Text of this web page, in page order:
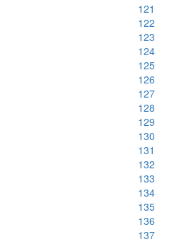
121
122
123
124
125
126
127
128
129
130
131
132
133
134
135
136
137